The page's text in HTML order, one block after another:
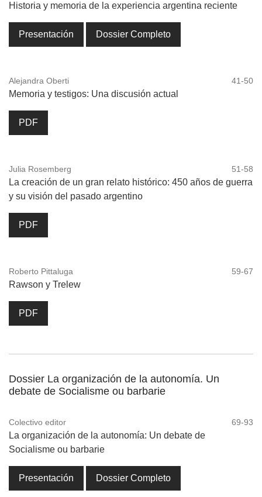
Historia y memoria de la experiencia argentina reciente
Presentación Dossier Completo
Alejandra Oberti 41-50
Memoria y testigos: Una discusión actual
PDF
Julia Rosemberg 51-58
La creación de un gran relato histórico: 450 años de guerra
y su visión del pasado argentino
PDF
Roberto Pittaluga 59-67
Rawson y Trelew
PDF
Dossier La organización de la autonomía. Un
debate de Socialisme ou barbarie
Colectivo editor 69-93
La organización de la autonomía: Un debate de
Socialisme ou barbarie
Presentación Dossier Completo